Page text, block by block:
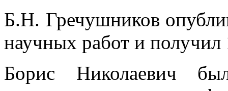
Б.Н. Гречушников
научных работ и получил
Борис Николаевич